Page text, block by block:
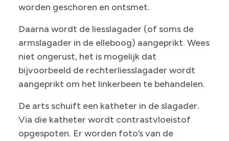
worden geschoren en ontsmet.
Daarna wordt de liesslagader (of soms de
armslagader in de elleboog) aangeprikt. Wees
niet ongerust, het is mogelijk dat
bijvoorbeeld de rechterliesslagader wordt
aangeprikt om het linkerbeen te behandelen.
De arts schuift een katheter in de slagader.
Via die katheter wordt contrastvloeistof
opgespoten. Er worden foto’s van de